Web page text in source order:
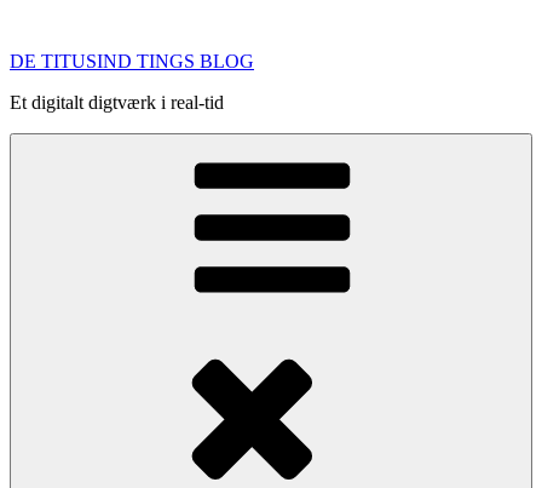
indhold
DE TITUSIND TINGS BLOG
Et digitalt digtværk i real-tid